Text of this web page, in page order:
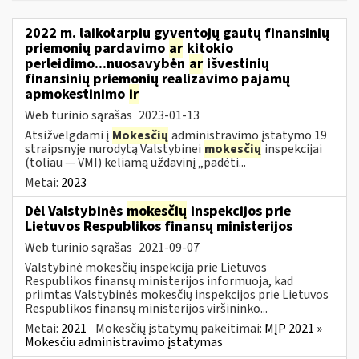
2022 m. laikotarpiu gyventojų gautų finansinių
priemonių pardavimo ar kitokio
perleidimo...nuosavybėn ar išvestinių
finansinių priemonių realizavimo pajamų
apmokestinimo ir
Web turinio sąrašas 2023-01-13
Atsižvelgdami į Mokesčių administravimo įstatymo 19
straipsnyje nurodytą Valstybinei mokesčių inspekcijai
(toliau — VMI) keliamą uždavinį „padėti...
Metai: 2023
Dėl Valstybinės mokesčių inspekcijos prie
Lietuvos Respublikos finansų ministerijos
Web turinio sąrašas 2021-09-07
Valstybinė mokesčių inspekcija prie Lietuvos
Respublikos finansų ministerijos informuoja, kad
priimtas Valstybinės mokesčių inspekcijos prie Lietuvos
Respublikos finansų ministerijos viršininko...
Metai: 2021 Mokesčių įstatymų pakeitimai: MĮP 2021 »
Mokesčiu administravimo įstatymas